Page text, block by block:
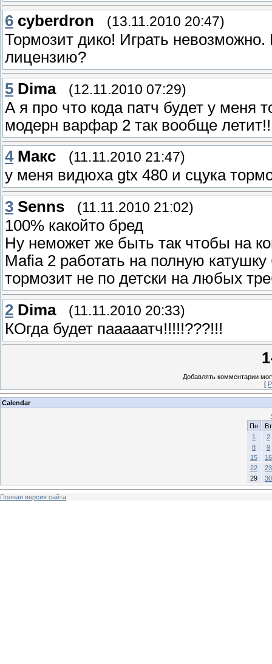
6 cyberdron (13.11.2010 20:47)
Тормозит дико! Играть
лицензию?
5 Dima (12.11.2010 07:29)
А я про что кода патч будет у меня
модерн варфар 2 так вообще
4 Макс (11.11.2010 21:47)
у меня видюха gtx 480 и сцука
3 Senns (11.11.2010 21:02)
100% какойто бред
Ну неможет же быть так чтобы на
Mafia 2 работать на полную
тормозит не по детски на любых
2 Dima (11.11.2010 20:33)
КОгда будет пааааатч!!!!!???!!!
Добавлять комментарии
[
Calendar
Пн
Вт
1
2
8
9
15
16
22
23
29
30
Полная версия сайта